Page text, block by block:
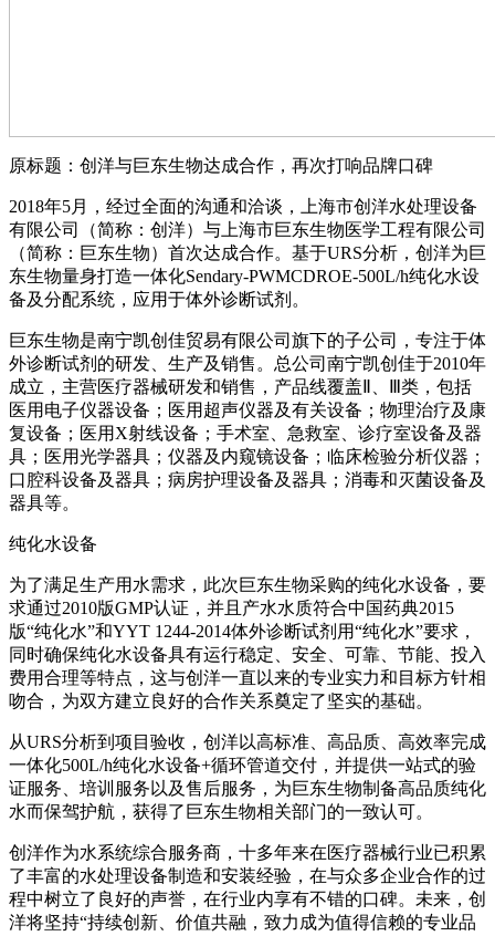
原标题：创洋与巨东生物达成合作，再次打响品牌口碑
2018年5月，经过全面的沟通和洽谈，上海市创洋水处理设备
有限公司（简称：创洋）与上海市巨东生物医学工程有限公司
（简称：巨东生物）首次达成合作。基于URS分析，创洋为巨
东生物量身打造一体化Sendary-PWMCDROE-500L/h纯化水设
备及分配系统，应用于体外诊断试剂。
巨东生物是南宁凯创佳贸易有限公司旗下的子公司，专注于体
外诊断试剂的研发、生产及销售。总公司南宁凯创佳于2010年
成立，主营医疗器械研发和销售，产品线覆盖Ⅱ、Ⅲ类，包括
医用电子仪器设备；医用超声仪器及有关设备；物理治疗及康
复设备；医用X射线设备；手术室、急救室、诊疗室设备及器
具；医用光学器具；仪器及内窥镜设备；临床检验分析仪器；
口腔科设备及器具；病房护理设备及器具；消毒和灭菌设备及
器具等。
纯化水设备
为了满足生产用水需求，此次巨东生物采购的纯化水设备，要
求通过2010版GMP认证，并且产水水质符合中国药典2015
版“纯化水”和YYT 1244-2014体外诊断试剂用“纯化水”要求，
同时确保纯化水设备具有运行稳定、安全、可靠、节能、投入
费用合理等特点，这与创洋一直以来的专业实力和目标方针相
吻合，为双方建立良好的合作关系奠定了坚实的基础。
从URS分析到项目验收，创洋以高标准、高品质、高效率完成
一体化500L/h纯化水设备+循环管道交付，并提供一站式的验
证服务、培训服务以及售后服务，为巨东生物制备高品质纯化
水而保驾护航，获得了巨东生物相关部门的一致认可。
创洋作为水系统综合服务商，十多年来在医疗器械行业已积累
了丰富的水处理设备制造和安装经验，在与众多企业合作的过
程中树立了良好的声誉，在行业内享有不错的口碑。未来，创
洋将坚持“持续创新、价值共融，致力成为值得信赖的专业品